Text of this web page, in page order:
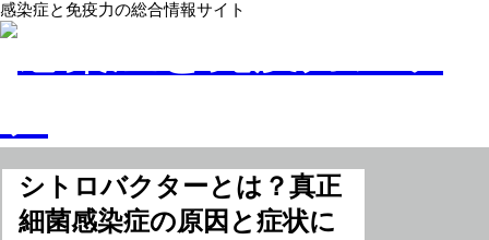
感染症と免疫力の総合情報サイト
シトロバクターとは？真正
細菌感染症の原因と症状に